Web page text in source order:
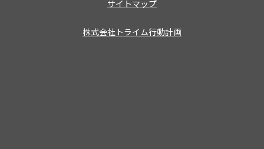
サイトマップ
株式会社トライム行動計画